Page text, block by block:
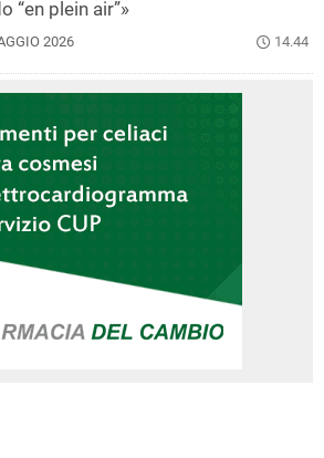
“en plein air”»
2026
14.44